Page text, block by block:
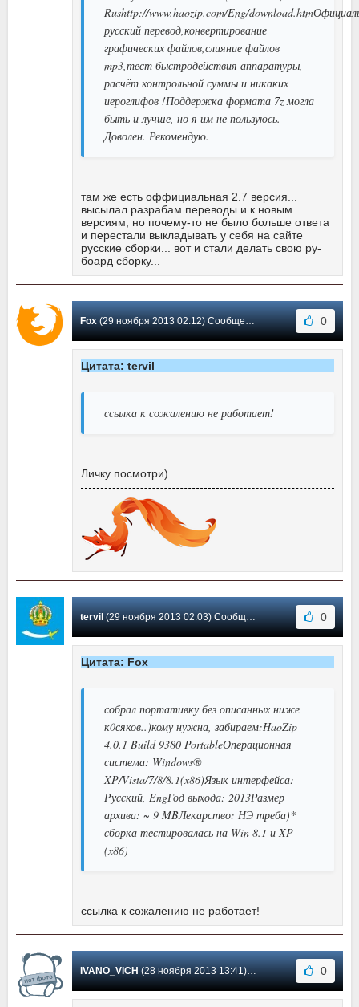
Rushttp://www.haozip.com/Eng/
русский перевод,конвертирование
графических файлов,слияние файлов
mp3,тест быстродействия аппаратуры,
расчёт контрольной суммы и никаких
иероглифов !Поддержка формата 7z могла
быть и лучше, но я им не пользуюсь.
Доволен. Рекомендую.
там же есть оффициальная 2.7 версия...
высылал разрабам переводы и к новым
версиям, но почему-то не было больше ответа
и перестали выкладывать у себя на сайте
русские сборки... вот и стали делать свою ру-
боард сборку...
Fox(29 ноября 2013 02:12) Сообщение #186 0
Цитата: tervil
ссылка к сожалению не работает!
Личку посмотри)
tervil (29 ноября 2013 02:03) Сообщение #185 0
Цитата: Fox
собрал портативку без описанных ниже
к0сяков..)кому нужна, забираем:HaoZip
4.0.1 Build 9380 PortableОперационная
система: Windows®
XP/Vista/7/8/8.1(x86)Язык интерфейса:
Русский, EngГод выхода: 2013Размер
архива: ~ 9 MBЛекарство: НЭ треба)*
сборка тестировалась на Win 8.1 и XP
(x86)
ссылка к сожалению не работает!
IVANO_VICH(28 ноября 2013 13:41) Сообщение #184 0